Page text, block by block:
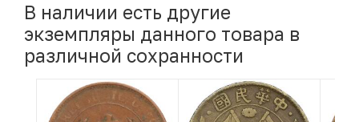
В наличии есть другие
экземпляры данного товара в
различной сохранности